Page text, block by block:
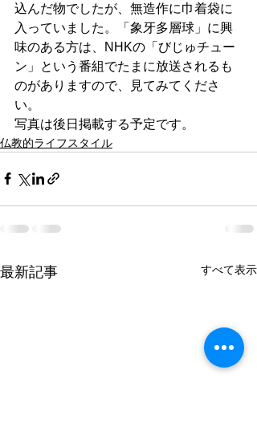
込んだ物でしたが、無造作に巾着袋に
入っていました。「象牙多層球」に興
味のある方は、NHKの「びじゅチュー
ン」という番組でたまに放送されるも
のがありますので、見てみてくださ
い。
写真は後日掲載する予定です。
仏教的ライフスタイル
最新記事 すべて表示